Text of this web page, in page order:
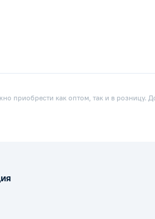
приобрести как оптом, так и в розницу.